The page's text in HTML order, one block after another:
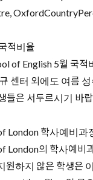
적비율
of English 5월 국
센터 외에도 여름
들은 서두르시기 바
London 학사예비
London의 학사예비
원하지 않은 학생은